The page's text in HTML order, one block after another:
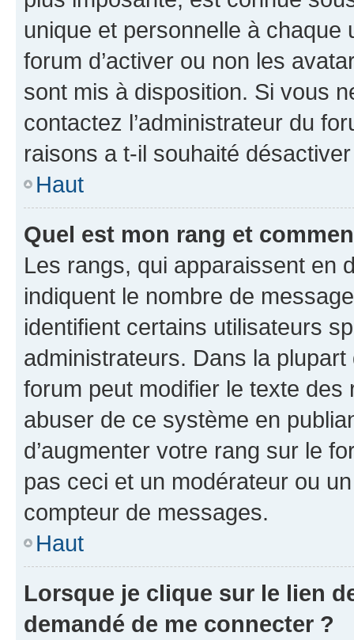
unique et personnelle à chaque
forum d’activer ou non les
sont mis à disposition. Si vous
contactez l’administrateur du
raisons a t-il souhaité
Haut
Quel est mon rang et
Les rangs, qui apparaissent en
indiquent le nombre de
identifient certains utilisateurs
administrateurs. Dans la
forum peut modifier le texte
abuser de ce système en
d’augmenter votre rang sur le
pas ceci et un modérateur ou
compteur de messages.
Haut
Lorsque je clique sur le lien
demandé de me connecter ?